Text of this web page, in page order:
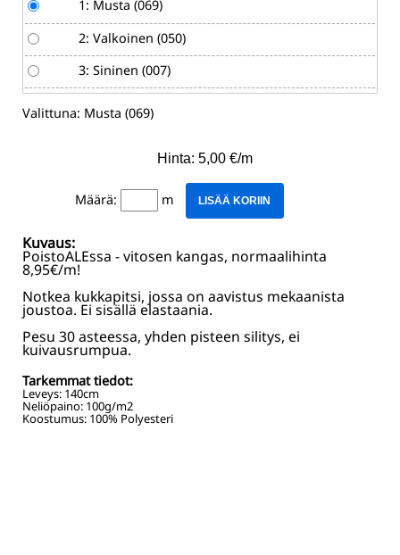
1: Musta (069)
2: Valkoinen (050)
3: Sininen (007)
Valittuna: Musta (069)
Hinta: 5,00 €/m
Määrä: m LISÄÄ KORIIN
Kuvaus:
PoistoALEssa - vitosen kangas, normaalihinta
8,95€/m!
Notkea kukkapitsi, jossa on aavistus mekaanista
joustoa. Ei sisällä elastaania.
Pesu 30 asteessa, yhden pisteen silitys, ei
kuivausrumpua.
Tarkemmat tiedot:
Leveys: 140cm
Neliöpaino: 100g/m2
Koostumus: 100% Polyesteri